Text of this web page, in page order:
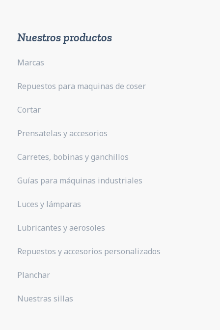
Nuestros productos
Marcas
Repuestos para maquinas de coser
Cortar
Prensatelas y accesorios
Carretes, bobinas y ganchillos
Guías para máquinas industriales
Luces y lámparas
Lubricantes y aerosoles
Repuestos y accesorios personalizados
Planchar
Nuestras sillas